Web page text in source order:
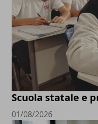
Scuola statale e
01/08/2026